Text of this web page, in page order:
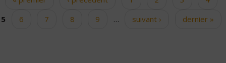
Pages
5
6 7 8 9 … suivant › dernier »